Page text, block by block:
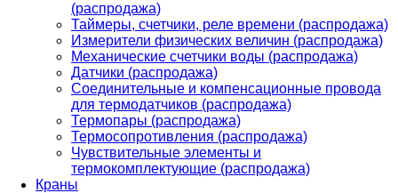
(распродажа)
Таймеры, счетчики, реле времени (распродажа)
Измерители физических величин (распродажа)
Механические счетчики воды (распродажа)
Датчики (распродажа)
Соединительные и компенсационные провода
для термодатчиков (распродажа)
Термопары (распродажа)
Термосопротивления (распродажа)
Чувствительные элементы и
термокомплектующие (распродажа)
Краны